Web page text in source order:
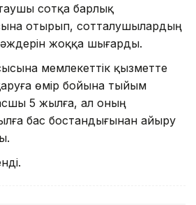
сотқа барлық
отырып, сотталушылардың
уәждерін жоққа шығарды.
мемлекеттік қызметте
өмір бойына тыйым
5 жылға, ал оның
бас бостандығынан айыру